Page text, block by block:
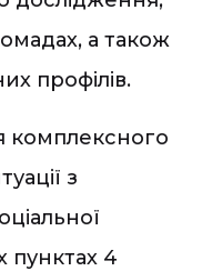
а також
профілів.
комплексного
з
пунктах 4